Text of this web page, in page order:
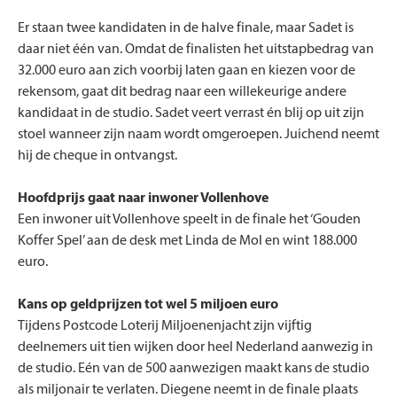
Er staan twee kandidaten in de halve finale, maar Sadet is
daar niet één van. Omdat de finalisten het uitstapbedrag van
32.000 euro aan zich voorbij laten gaan en kiezen voor de
rekensom, gaat dit bedrag naar een willekeurige andere
kandidaat in de studio. Sadet veert verrast én blij op uit zijn
stoel wanneer zijn naam wordt omgeroepen. Juichend neemt
hij de cheque in ontvangst.
Hoofdprijs gaat naar inwoner Vollenhove
Een inwoner uit Vollenhove speelt in de finale het ‘Gouden
Koffer Spel’ aan de desk met Linda de Mol en wint 188.000
euro.
Kans op geldprijzen tot wel 5 miljoen euro
Tijdens Postcode Loterij Miljoenenjacht zijn vijftig
deelnemers uit tien wijken door heel Nederland aanwezig in
de studio. Eén van de 500 aanwezigen maakt kans de studio
als miljonair te verlaten. Diegene neemt in de finale plaats